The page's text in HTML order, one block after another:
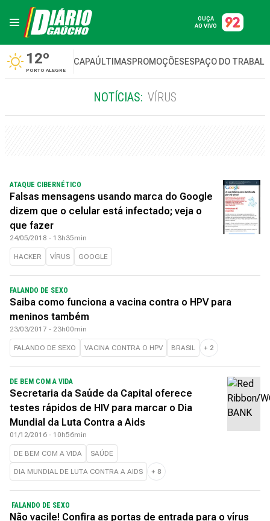
OUÇA
AO VIVO
12º
PORTO ALEGRE
CAPAÚLTIMASPROMOÇÕESESPAÇO DO
NOTÍCIAS: VÍRUS
ATAQUE CIBERNÉTICO
Falsas mensagens usando marca do Google
dizem que o celular está infectado; veja o
que fazer
24/05/2018 - 13h35min
HACKER VÍRUS GOOGLE
FALANDO DE SEXO
Saiba como funciona a vacina contra o HPV para
meninos também
23/03/2017 - 23h00min
FALANDO DE SEXO VACINA CONTRA O HPV BRASIL + 2
DE BEM COM A VIDA
Secretaria da Saúde da Capital oferece
testes rápidos de HIV para marcar o Dia
Mundial da Luta Contra a Aids
01/12/2016 - 10h56min
DE BEM COM A VIDA SAÚDE
DIA MUNDIAL DE LUTA CONTRA A AIDS + 8
FALANDO DE SEXO
Não vacile! Confira as portas de entrada para o vírus